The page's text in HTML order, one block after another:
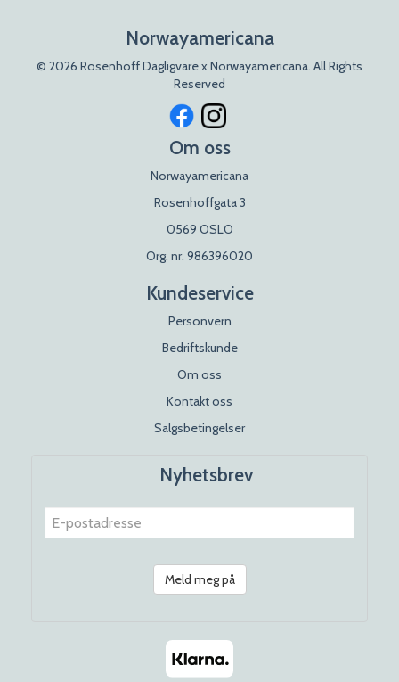
Norwayamericana
© 2026 Rosenhoff Dagligvare x Norwayamericana. All Rights
Reserved
Om oss
Norwayamericana
Rosenhoffgata 3
0569 OSLO
Org. nr. 986396020
Kundeservice
Personvern
Bedriftskunde
Om oss
Kontakt oss
Salgsbetingelser
Nyhetsbrev
Meld meg på